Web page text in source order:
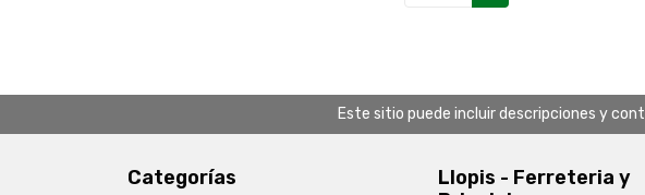
Este sitio puede incluir descripciones y
Categorías
Llopis - Ferreteria y